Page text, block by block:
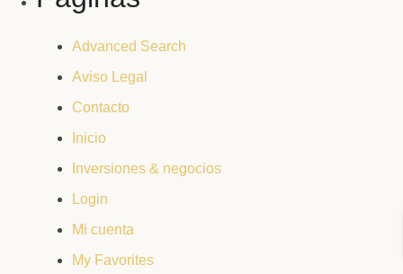
Advanced Search
Aviso Legal
Contacto
Inicio
Inversiones & negocios
Login
Mi cuenta
My Favorites